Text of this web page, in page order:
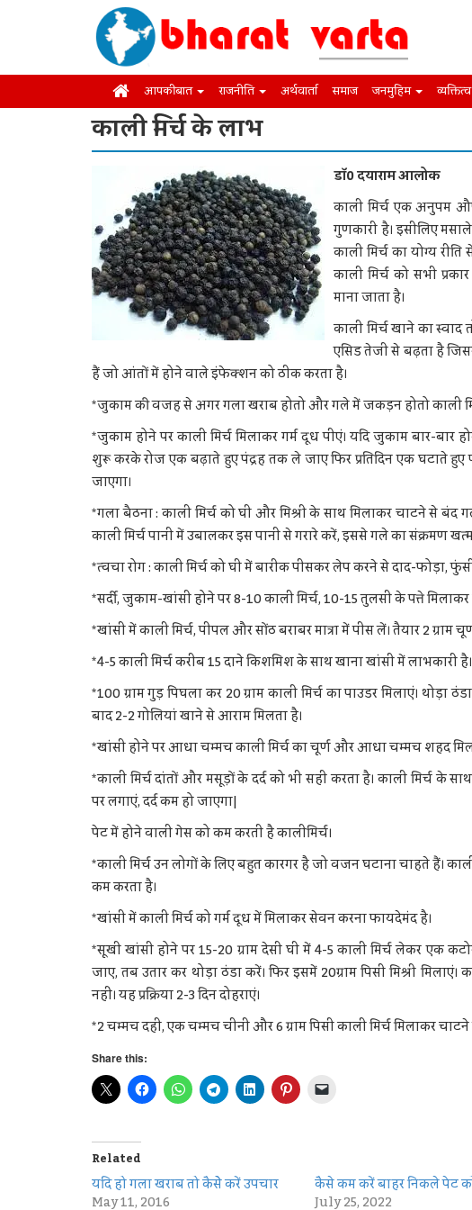
आपकी बात राजनीति अर्थवार्ता समाज जनमुहिम व्यक्तित्व
काली मिर्च के लाभ
डॉ0 दयाराम आलोक
काली मिर्च एक अनुपम
गुणकारी है। इसीलिए
काली मिर्च का योग्य
काली मिर्च को सभी
माना जाता है।
काली मिर्च खाने का स्वाद
एसिड तेजी से बढ़ता है
हैं जो आंतों में होने वाले इंफेक्शन को ठीक करता है।
*जुकाम की वजह से अगर गला खराब होतो और गले में जकड़न होतो काली
*जुकाम होने पर काली मिर्च मिलाकर गर्म दूध पीएं। यदि जुकाम बार-
शुरू करके रोज एक बढ़ाते हुए पंद्रह तक ले जाए फिर प्रतिदिन एक घटाते
जाएगा।
*गला बैठना : काली मिर्च को घी और मिश्री के साथ मिलाकर चाटने से
काली मिर्च पानी में उबालकर इस पानी से गरारे करें, इससे गले का संक्रमण
*त्वचा रोग : काली मिर्च को घी में बारीक पीसकर लेप करने से दाद-फोड़ा,
*सर्दी, जुकाम-खांसी होने पर 8-10 काली मिर्च, 10-15 तुलसी के पत्ते
*खांसी में काली मिर्च, पीपल और सोंठ बराबर मात्रा में पीस लें। तैयार 2 ग्राम
*4-5 काली मिर्च करीब 15 दाने किशमिश के साथ खाना खांसी में लाभकारी है।
*100 ग्राम गुड़ पिघला कर 20 ग्राम काली मिर्च का पाउडर मिलाएं। थोड़ा
बाद 2-2 गोलियां खाने से आराम मिलता है।
*खांसी होने पर आधा चम्मच काली मिर्च का चूर्ण और आधा चम्मच शहद
*काली मिर्च दांतों और मसूड़ों के दर्द को भी सही करता है। काली मिर्च
पर लगाएं, दर्द कम हो जाएगा|
पेट में होने वाली गेस को कम करती है कालीमिर्च।
*काली मिर्च उन लोगों के लिए बहुत कारगर है जो वजन घटाना चाहते हैं।
कम करता है।
*खांसी में काली मिर्च को गर्म दूध में मिलाकर सेवन करना फायदेमंद है।
*सूखी खांसी होने पर 15-20 ग्राम देसी घी में 4-5 काली मिर्च लेकर एक
जाए, तब उतार कर थोड़ा ठंडा करें। फिर इसमें 20ग्राम पिसी मिश्री
नहीं। यह प्रक्रिया 2-3 दिन दोहराएं।
*2 चम्मच दही, एक चम्मच चीनी और 6 ग्राम पिसी काली मिर्च मिलाकर
Share this:
Related
यदि हो गला खराब तो कैसेे करें उपचार
May 11, 2016
कैसे कम करें बाहर निकले पेट
July 25, 2022